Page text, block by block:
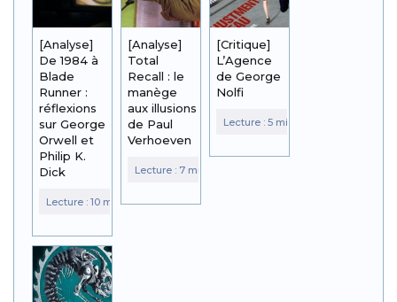
[Analyse]
De 1984 à
Blade
Runner :
réflexions
sur George
Orwell et
Philip K.
Dick
[Analyse]
Total
Recall : le
manège
aux illusions
de Paul
Verhoeven
[Critique]
L’Agence
de George
Nolfi